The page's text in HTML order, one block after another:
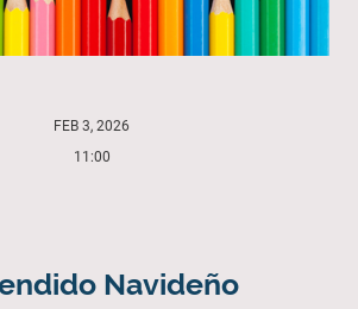
FEB 3, 2026
11:00
Navideño